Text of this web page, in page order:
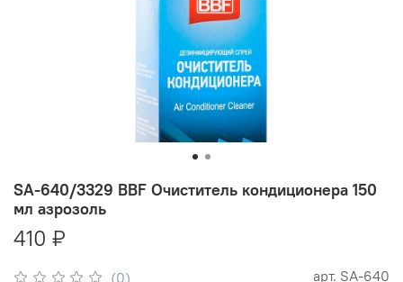
(0) арт. SA-640
SA-640/3329 BBF Очиститель кондиционера 150
мл азрозоль
410 ₽